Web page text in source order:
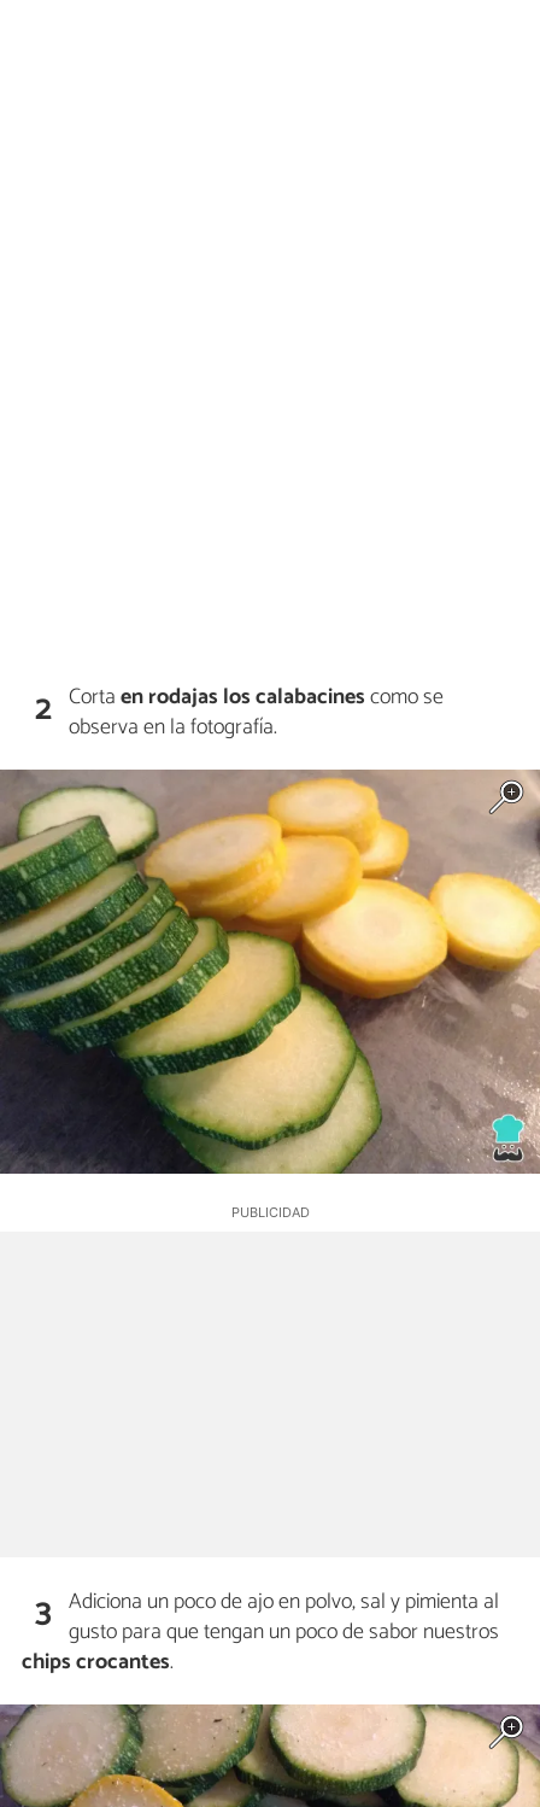
2 Cortaen rodajas los calabacinescomo se
observa en la fotografía.
3 Adiciona un poco de ajo en polvo, sal y pimienta al
gusto para que tengan un poco de sabor nuestros
chips crocantes.